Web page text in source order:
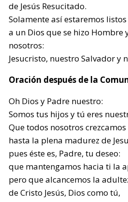
de Jesús Resucitado.
Solamente así estaremos
a un Dios que se hizo Hombre
nosotros:
Jesucristo, nuestro Salvador y
Oración después de la
Oh Dios y Padre nuestro:
Somos tus hijos y tú eres
Que todos nosotros crezcamos
hasta la plena madurez de
pues éste es, Padre, tu deseo:
que mantengamos hacia ti la
pero que alcancemos la
de Cristo Jesús, Dios como tú,